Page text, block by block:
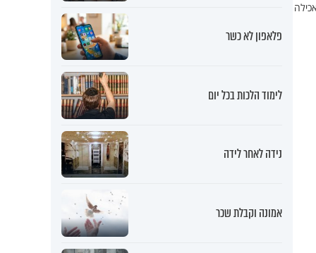
פלאפון לא כשר
לימוד הלכות בכל יום
נידה לאחר לידה
אמונה וקבלת שכר